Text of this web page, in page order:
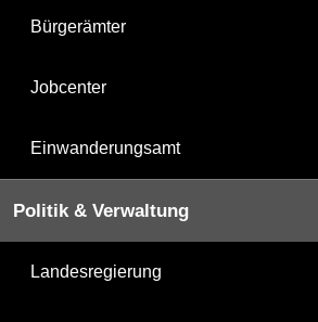
Bürgerämter
Jobcenter
Einwanderungsamt
Politik & Verwaltung
Landesregierung